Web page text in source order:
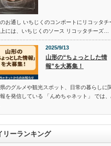
お通し いちじくのコンポートにリコッタチ
には、いちじくのソース リコッタチーズ…
2025/9/13
山形の“ちょっとした情
報”を大募集！
のグルメや観光スポット、日常の暮らしに
を発信している 「んめちゃネット」 では
リーランキング